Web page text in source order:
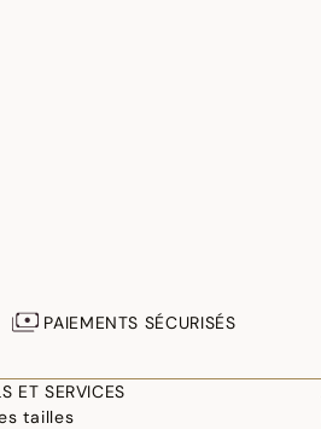
PAIEMENTS SÉCURISÉS
ET SERVICES
tailles